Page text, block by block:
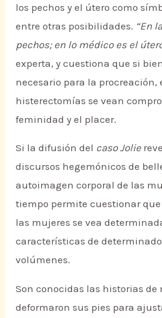
los pechos y el útero como
entre otras posibilidades. “En
pechos; en lo médico es el
experta, y cuestiona que si
necesario para la procreación,
histerectomías se vean
feminidad y el placer.
Si la difusión del caso Jolie
discursos hegemónicos de
autoimagen corporal de las
tiempo permite cuestionar
las mujeres se vea
características de
volúmenes.
Son conocidas las historias de
deformaron sus pies para